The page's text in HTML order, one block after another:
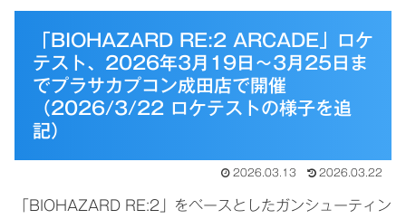
「BIOHAZARD RE:2 ARCADE」ロケ
テスト、2026年3月19日～3月25日ま
でプラサカプコン成田店で開催
（2026/3/22 ロケテストの様子を追
記）
2026.03.13 2026.03.22
「BIOHAZARD RE:2」をベースとしたガンシューティン